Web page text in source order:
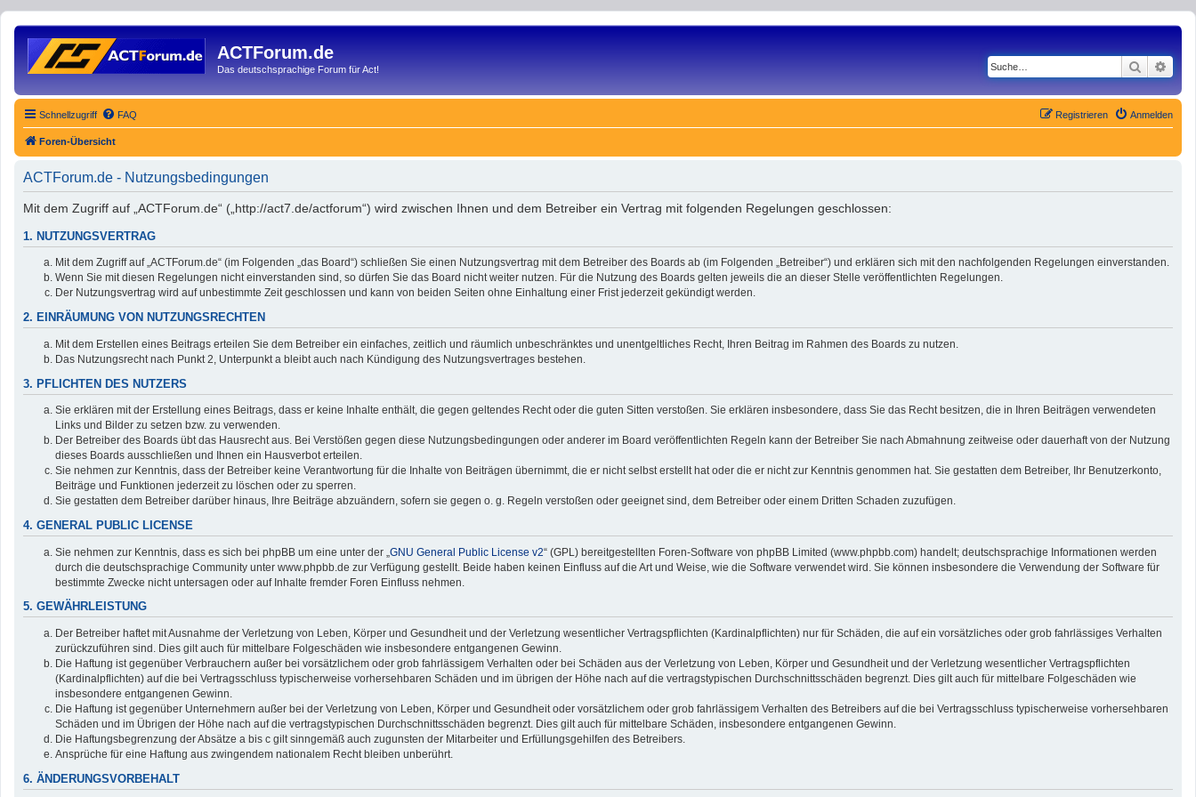
ACTForum.de
Das deutschsprachige Forum für Act! Suche
Schnellzugriff FAQ Anmelden
Registrieren
Foren-Übersicht
ACTForum.de - Nutzungsbedingungen
Mit dem Zugriff auf „ACTForum.de“ („http://act7.de/actforum“) wird zwischen Ihnen und dem Betreiber ein Vertrag mit folgenden Regelungen geschlossen:
1. NUTZUNGSVERTRAG
Mit dem Zugriff auf „ACTForum.de“ (im Folgenden „das Board“) schließen Sie einen Nutzungsvertrag mit dem Betreiber des Boards ab (im Folgenden „Betreiber“) und erklären sich mit den nachfolgenden Regelungen einverstanden.
Wenn Sie mit diesen Regelungen nicht einverstanden sind, so dürfen Sie das Board nicht weiter nutzen. Für die Nutzung des Boards gelten jeweils die an dieser Stelle veröffentlichten Regelungen.
Der Nutzungsvertrag wird auf unbestimmte Zeit geschlossen und kann von beiden Seiten ohne Einhaltung einer Frist jederzeit gekündigt werden.
2. EINRÄUMUNG VON NUTZUNGSRECHTEN
Mit dem Erstellen eines Beitrags erteilen Sie dem Betreiber ein einfaches, zeitlich und räumlich unbeschränktes und unentgeltliches Recht, Ihren Beitrag im Rahmen des Boards zu nutzen.
Das Nutzungsrecht nach Punkt 2, Unterpunkt a bleibt auch nach Kündigung des Nutzungsvertrages bestehen.
3. PFLICHTEN DES NUTZERS
Sie erklären mit der Erstellung eines Beitrags, dass er keine Inhalte enthält, die gegen geltendes Recht oder die guten Sitten verstoßen. Sie erklären insbesondere, dass Sie das Recht besitzen, die in Ihren Beiträgen verwendeten
Links und Bilder zu setzen bzw. zu verwenden.
Der Betreiber des Boards übt das Hausrecht aus. Bei Verstößen gegen diese Nutzungsbedingungen oder anderer im Board veröffentlichten Regeln kann der Betreiber Sie nach Abmahnung zeitweise oder dauerhaft von der Nutzung
dieses Boards ausschließen und Ihnen ein Hausverbot erteilen.
Sie nehmen zur Kenntnis, dass der Betreiber keine Verantwortung für die Inhalte von Beiträgen übernimmt, die er nicht selbst erstellt hat oder die er nicht zur Kenntnis genommen hat. Sie gestatten dem Betreiber, Ihr Benutzerkonto,
Beiträge und Funktionen jederzeit zu löschen oder zu sperren.
Sie gestatten dem Betreiber darüber hinaus, Ihre Beiträge abzuändern, sofern sie gegen o. g. Regeln verstoßen oder geeignet sind, dem Betreiber oder einem Dritten Schaden zuzufügen.
4. GENERAL PUBLIC LICENSE
Sie nehmen zur Kenntnis, dass es sich bei phpBB um eine unter der „ GNU General Public License v2“ (GPL) bereitgestellten Foren-Software von phpBB Limited (www.phpbb.com) handelt; deutschsprachige Informationen werden
durch die deutschsprachige Community unter www.phpbb.de zur Verfügung gestellt. Beide haben keinen Einfluss auf die Art und Weise, wie die Software verwendet wird. Sie können insbesondere die Verwendung der Software für
bestimmte Zwecke nicht untersagen oder auf Inhalte fremder Foren Einfluss nehmen.
5. GEWÄHRLEISTUNG
Der Betreiber haftet mit Ausnahme der Verletzung von Leben, Körper und Gesundheit und der Verletzung wesentlicher Vertragspflichten (Kardinalpflichten) nur für Schäden, die auf ein vorsätzliches oder grob fahrlässiges Verhalten
zurückzuführen sind. Dies gilt auch für mittelbare Folgeschäden wie insbesondere entgangenen Gewinn.
Die Haftung ist gegenüber Verbrauchern außer bei vorsätzlichem oder grob fahrlässigem Verhalten oder bei Schäden aus der Verletzung von Leben, Körper und Gesundheit und der Verletzung wesentlicher Vertragspflichten
(Kardinalpflichten) auf die bei Vertragsschluss typischerweise vorhersehbaren Schäden und im übrigen der Höhe nach auf die vertragstypischen Durchschnittsschäden begrenzt. Dies gilt auch für mittelbare Folgeschäden wie
insbesondere entgangenen Gewinn.
Die Haftung ist gegenüber Unternehmern außer bei der Verletzung von Leben, Körper und Gesundheit oder vorsätzlichem oder grob fahrlässigem Verhalten des Betreibers auf die bei Vertragsschluss typischerweise vorhersehbaren
Schäden und im Übrigen der Höhe nach auf die vertragstypischen Durchschnittsschäden begrenzt. Dies gilt auch für mittelbare Schäden, insbesondere entgangenen Gewinn.
Die Haftungsbegrenzung der Absätze a bis c gilt sinngemäß auch zugunsten der Mitarbeiter und Erfüllungsgehilfen des Betreibers.
Ansprüche für eine Haftung aus zwingendem nationalem Recht bleiben unberührt.
6. ÄNDERUNGSVORBEHALT